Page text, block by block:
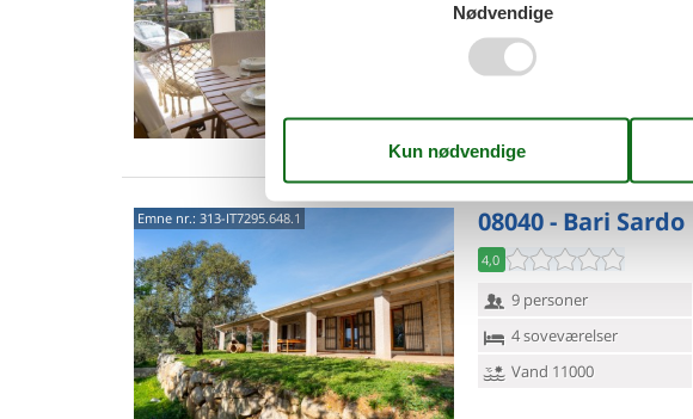
4 personer
2 soveværelser
VIS MERE
Emne nr.: 313-IT7295.648.1 08040 - Bari Sardo
4,0
9 personer
4 soveværelser
Vand 11000
Nødvendige